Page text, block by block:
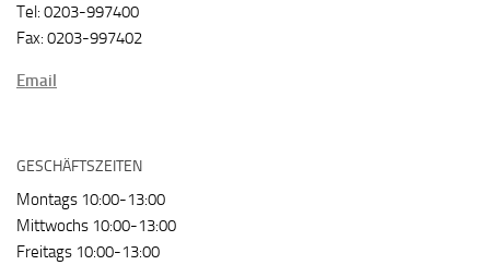
Tel: 0203-997400
Fax: 0203-997402
Email
GESCHÄFTSZEITEN
Montags 10:00-13:00
Mittwochs 10:00-13:00
Freitags 10:00-13:00